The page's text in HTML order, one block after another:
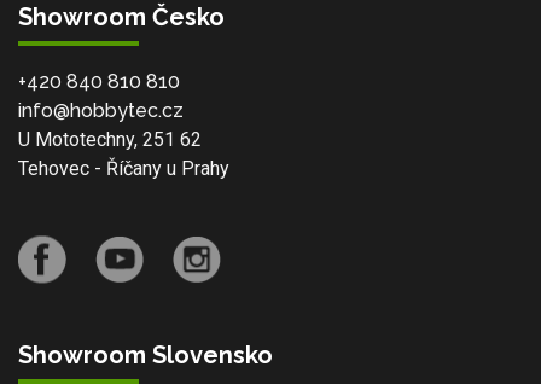
Showroom Česko
+420 840 810 810
info@hobbytec.cz
U Mototechny, 251 62
Tehovec - Říčany u Prahy
Showroom Slovensko